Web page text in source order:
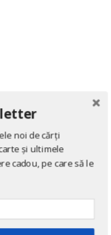
noi de cărți
și ultimele
cadou, pe care să le